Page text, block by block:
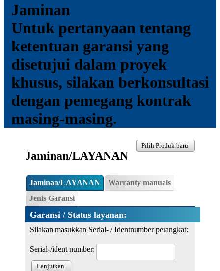
Jaminan
Untuk pertanyaan tentang
ketentuan garansi yang
disetujui dalam proyek
khusus, silakan berkonsultasi
dengan pemegang kontrak
masing-masing.
Jaminan/LAYANAN
Pilih Produk baru
Jaminan/LAYANAN
Warranty manuals
Jenis Garansi
Garansi / Status layanan:
Silakan masukkan Serial- / Identnumber perangkat:
Serial-/ident number:
Lanjutkan